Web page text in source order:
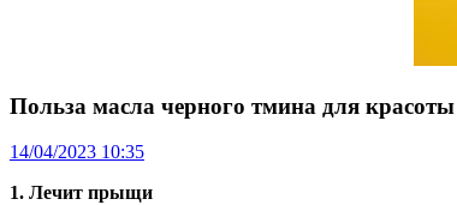
Польза масла черного тмина для красоты
14/04/2023 10:35
1. Лечит прыщи